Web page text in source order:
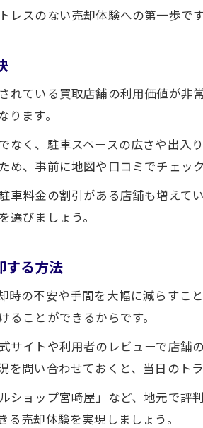
宮崎県でアクセス重視の
リサイクルショップ選び
スのない売却体験への第一歩です
れている買取店舗の利用価値が
ます。
なく、駐車スペースの広さや出
、事前に地図や口コミでチェッ
車料金の割引がある店舗も増え
びましょう。
する方法
時の不安や手間を大幅に減らす
ことができるからです。
サイトや利用者のレビューで店
問い合わせておくと、当日のトラ
ショップ宮崎屋」など、地元で
売却体験を実現しましょう。